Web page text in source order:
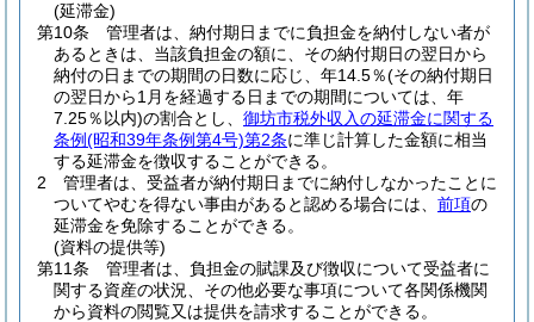
(延滞金)
第10条
管理者は、納付期日までに負担金を納付しない者が
あるときは、当該負担金の額に、その納付期日の翌日から
納付の日までの期間の日数に応じ、年14.5％(その納付期日
の翌日から1月を経過する日までの期間については、年
7.25％以内)の割合とし、 御坊市税外収入の延滞金に関する
条例(昭和39年条例第4号)第2条に準じ計算した金額に相当
する延滞金を徴収することができる。
2
管理者は、受益者が納付期日までに納付しなかったことに
ついてやむを得ない事由があると認める場合には、 前項の
延滞金を免除することができる。
(資料の提供等)
第11条
管理者は、負担金の賦課及び徴収について受益者に
関する資産の状況、その他必要な事項について各関係機関
から資料の閲覧又は提供を請求することができる。